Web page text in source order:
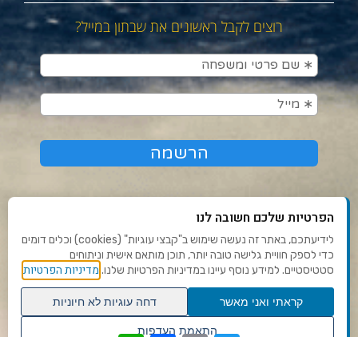
רוצים לקבל ראשונים את שבתון במייל?
תנאי שימוש ומדיניות פרטיות
פנו אלינו
הצהרת נגישות
הפרטיות שלכם חשובה לנו
לידיעתכם, באתר זה נעשה שימוש ב"קבצי עוגיות" (cookies) וכלים דומים
כדי לספק חוויית גלישה טובה יותר, תוכן מותאם אישית וניתוחים
סטטיסטיים. למידע נוסף עיינו במדיניות הפרטיות שלנו. מדיניות הפרטיות
קראתי ואני מאשר
דחה עוגיות לא חיוניות
התאמת העדפות